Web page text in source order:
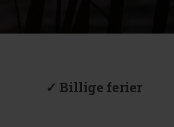
✓ Billige ferier